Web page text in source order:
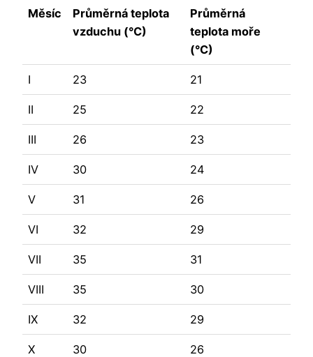
Měsíc
Průměrná teplota
vzduchu (°C)
Průměrná
teplota moře
(°C)
I 23 21
II 25 22
III 26 23
IV 30 24
V 31 26
VI 32 29
VII 35 31
VIII 35 30
IX 32 29
X 30 26